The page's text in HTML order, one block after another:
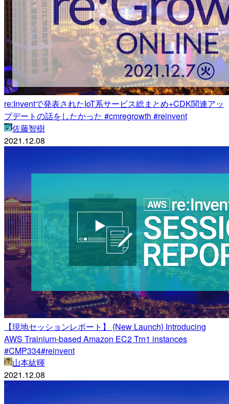
re:Inventで発表されたIoT系サービス総まとめ+CDK関連アッ
プデートの話をしたかった #cmregrowth #reinvent
佐藤智樹
2021.12.08
【現地セッションレポート】 {New Launch} Introducing
AWS Trainium-based Amazon EC2 Trn1 instances
#CMP334#reinvent
山本紘暉
2021.12.08